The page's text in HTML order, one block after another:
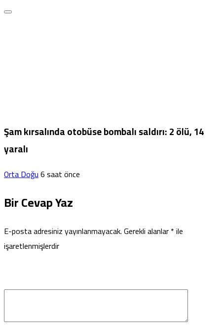
Şam kırsalında otobüse bombalı saldırı: 2 ölü, 14
yaralı
Orta Doğu6 saat önce
Bir Cevap Yaz
E-posta adresiniz yayınlanmayacak.Gerekli alanlar*ile
işaretlenmişlerdir